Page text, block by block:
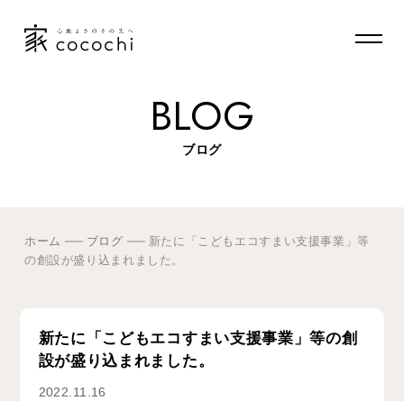
BLOG
ブログ
ホーム ブログ
新たに「こどもエコすまい支援事業」等
の創設が盛り込まれました。
新たに「こどもエコすまい支援事業」等の創
設が盛り込まれました。
2022.11.16